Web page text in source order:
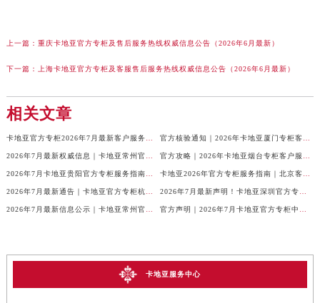
上一篇： 重庆卡地亚官方专柜及售后服务热线权威信息公告（2026年6月最新）
下一篇： 上海卡地亚官方专柜及客服售后服务热线权威信息公告（2026年6月最新）
相关文章
卡地亚服务中心